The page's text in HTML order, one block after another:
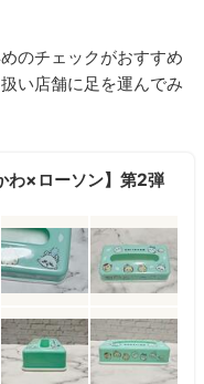
のチェックがおすすめ
い店舗に足を運んでみ
わ×ローソン】第2弾